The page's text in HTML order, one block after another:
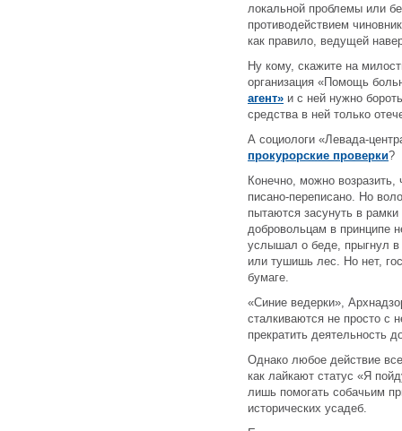
локальной проблемы или
противодействием
как правило, ведущей
Ну кому, скажите на
организация «Помощь
агент» и с ней нужно
средства в ней только
А социологи «Левада-
прокурорские проверки?
Конечно, можно
писано-переписано. Но
пытаются засунуть в
добровольцам в принципе
услышал о беде, прыгнул
или тушишь лес. Но нет,
бумаге.
«Синие ведерки»,
сталкиваются не просто с
прекратить деятельность
Однако любое действие
как лайкают статус «Я
лишь помогать собачьим
исторических усадеб.